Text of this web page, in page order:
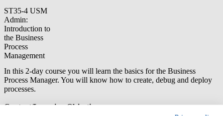
ST35-4 USM
Admin:
Introduction to
the Business
Process
Management
In this 2-day course you will learn the basics for the Business
Process Manager. You will know how to create, debug and deploy
processes.
Content/Learning Objectives: